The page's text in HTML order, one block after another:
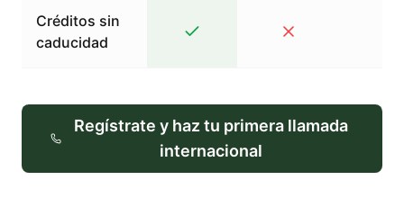
Créditos sin
caducidad
Regístrate y haz tu primera llamada
internacional